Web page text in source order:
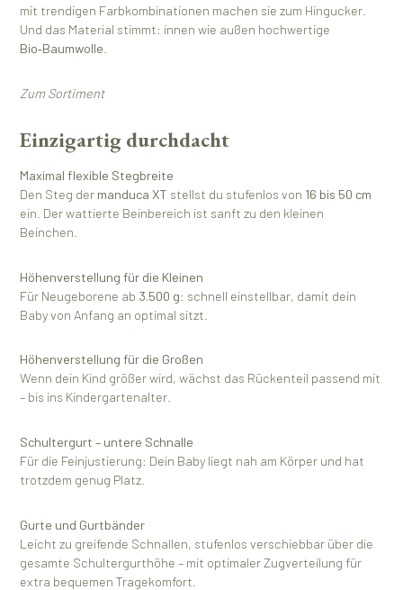
mit trendigen Farbkombinationen machen sie zum Hingucker.
Und das Material stimmt: innen wie außen hochwertige
Bio‑Baumwolle
Zum Sortiment
Einzigartig durchdacht
Maximal flexible Stegbreite
Den Steg der manduca XT stellst du stufenlos von 16 bis 50 cm
ein. Der wattierte Beinbereich ist sanft zu den kleinen
Beinchen.
Höhenverstellung für die Kleinen
Für Neugeborene ab 3.500 g: schnell einstellbar, damit dein
Baby von Anfang an optimal sitzt.
Höhenverstellung für die Großen
Wenn dein Kind größer wird, wächst das Rückenteil passend mit
– bis ins Kindergartenalter.
Schultergurt – untere Schnalle
Für die Feinjustierung: Dein Baby liegt nah am Körper und hat
trotzdem genug Platz.
Gurte und Gurtbänder
Leicht zu greifende Schnallen, stufenlos verschiebbar über die
gesamte Schultergurthöhe – mit optimaler Zugverteilung für
extra bequemen Tragekomfort.